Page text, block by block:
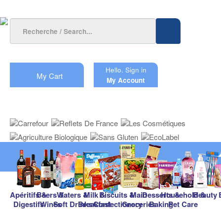
My Cart
Hello. Sign in
My Account
Apéritifs &
Digestifs
Beers &
Wines
Waters &
Soft Drinks
Milk &
Breakfast
Biscuits &
Confectionery
Main
Groceries
Desserts &
Baking
Household &
Pet Care
Beauty